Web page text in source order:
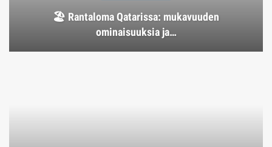
🏖️ Rantaloma Qatarissa: mukavuuden
ominaisuuksia ja…